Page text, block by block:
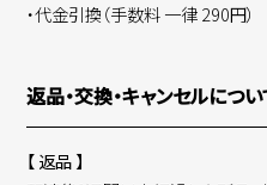
・代金引換（手数料 一律 290円）
返品・交換・キャンセルにつ
【 返品 】